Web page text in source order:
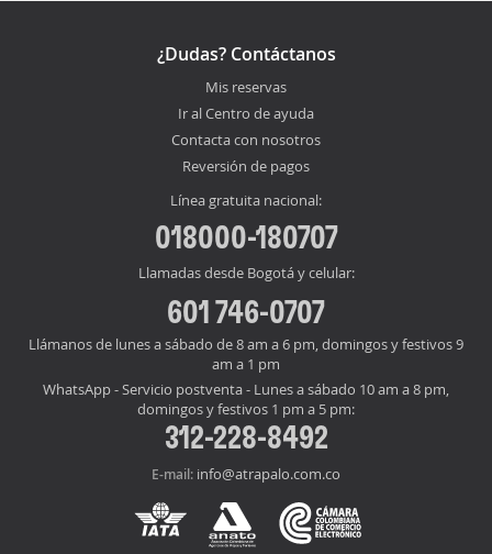
¿Dudas? Contáctanos
Mis reservas
Ir al Centro de ayuda
Contacta con nosotros
Reversión de pagos
Línea gratuita nacional:
018000-180707
Llamadas desde Bogotá y celular:
601 746-0707
Llámanos de lunes a sábado de 8 am a 6 pm, domingos y festivos 9
am a 1 pm
WhatsApp - Servicio postventa - Lunes a sábado 10 am a 8 pm,
domingos y festivos 1 pm a 5 pm:
312-228-8492
E-mail: info@atrapalo.com.co